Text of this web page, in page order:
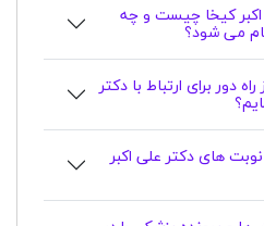
کیخا چیست و چه
می شود؟
دور برای ارتباط با دکتر
آیا امکان لغو یا جابجایی نوبت های دکتر علی اکبر